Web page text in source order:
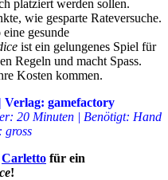
platziert werden sollen.
wie gesparte Rateversuche.
gesunde
ist ein gelungenes Spiel für
Regeln und macht Spass.
Kosten kommen.
gamefactory
20 Minuten | Benötigt: Hand
gross
Carletto für ein
!